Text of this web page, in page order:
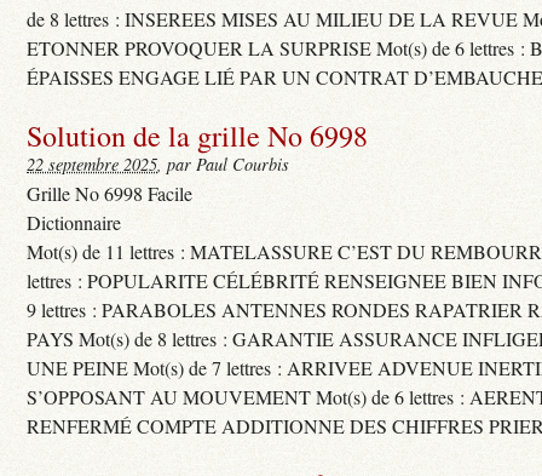
de 8 lettres : INSEREES MISES AU MILIEU DE LA REVUE
ETONNER PROVOQUER LA SURPRISE Mot(s) de 6 lettres :
ÉPAISSES ENGAGE LIÉ PAR UN CONTRAT
Solution de la grille No 6998
22 septembre 2025, par Paul Courbis
Grille No 6998 Facile
Dictionnaire
Mot(s) de 11 lettres : MATELASSURE C’EST DU
lettres : POPULARITE CÉLÉBRITÉ RENSEIGNEE BIEN
9 lettres : PARABOLES ANTENNES RONDES RAPATRIER
PAYS Mot(s) de 8 lettres : GARANTIE ASSURANCE
UNE PEINE Mot(s) de 7 lettres : ARRIVEE ADVENUE
S’OPPOSANT AU MOUVEMENT Mot(s) de 6 lettres :
RENFERMÉ COMPTE ADDITIONNE DES CHIFFRES